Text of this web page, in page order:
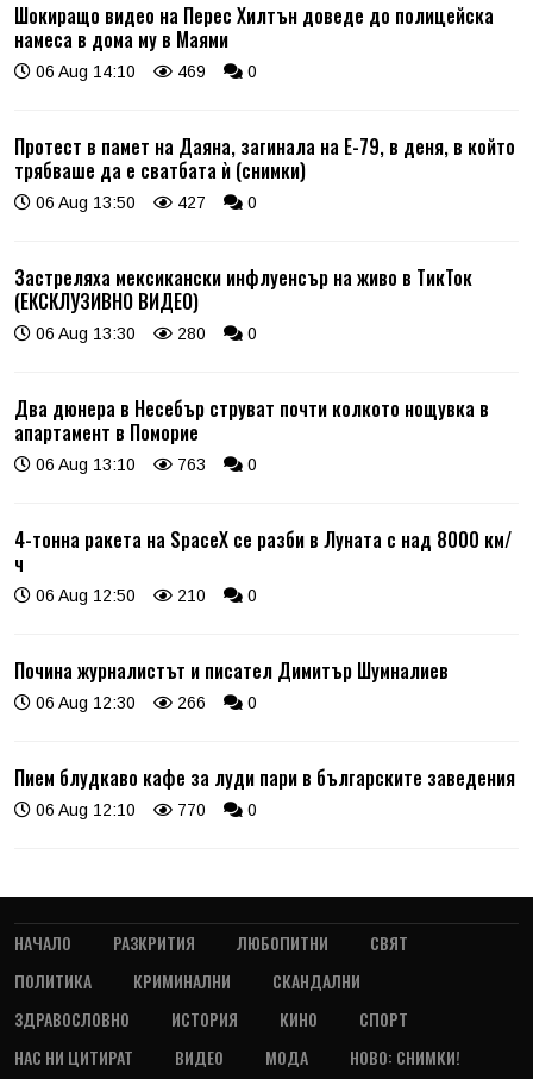
Шокиращо видео на Перес Хилтън доведе до полицейска
намеса в дома му в Маями
06 Aug 14:10 469 0
Протест в памет на Даяна, загинала на Е-79, в деня, в който
трябваше да е сватбата ѝ (снимки)
06 Aug 13:50 427 0
Застреляха мексикански инфлуенсър на живо в ТикТок
(ЕКСКЛУЗИВНО ВИДЕО)
06 Aug 13:30 280 0
Два дюнера в Несебър струват почти колкото нощувка в
апартамент в Поморие
06 Aug 13:10 763 0
4-тонна ракета на SpaceX се разби в Луната с над 8000 км/
ч
06 Aug 12:50 210 0
Почина журналистът и писател Димитър Шумналиев
06 Aug 12:30 266 0
Пием блудкаво кафе за луди пари в българските заведения
06 Aug 12:10 770 0
НАЧАЛО РАЗКРИТИЯ ЛЮБОПИТНИ
СВЯТ
ПОЛИТИКА
КРИМИНАЛНИ
СКАНДАЛНИ
ЗДРАВОСЛОВНО
ИСТОРИЯ КИНО
СПОРТ
НАС НИ ЦИТИРАТ
ВИДЕО МОДА НОВО: СНИМКИ!